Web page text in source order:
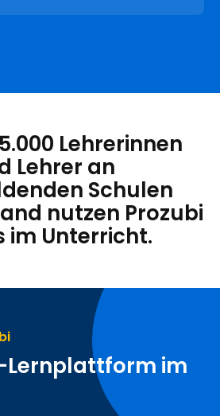
Lehrerinnen
Lehrer an
Schulen
nutzen Prozubi
im Unterricht.
Lernplattform im